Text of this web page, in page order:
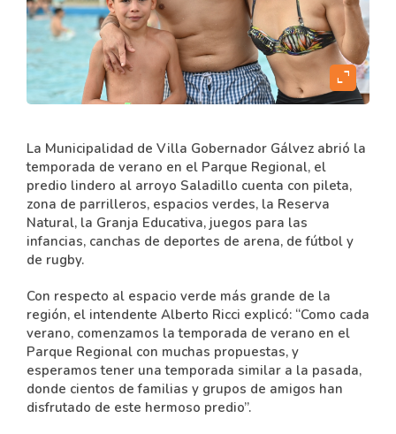
expand_content
La Municipalidad de Villa Gobernador Gálvez abrió la
temporada de verano en el Parque Regional, el
predio lindero al arroyo Saladillo cuenta con pileta,
zona de parrilleros, espacios verdes, la Reserva
Natural, la Granja Educativa, juegos para las
infancias, canchas de deportes de arena, de fútbol y
de rugby.
Con respecto al espacio verde más grande de la
región, el intendente Alberto Ricci explicó: “Como cada
verano, comenzamos la temporada de verano en el
Parque Regional con muchas propuestas, y
esperamos tener una temporada similar a la pasada,
donde cientos de familias y grupos de amigos han
disfrutado de este hermoso predio”.